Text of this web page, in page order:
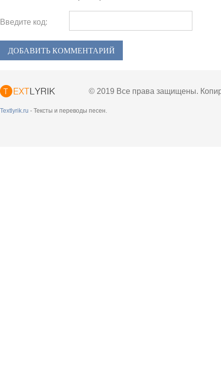
Введите код:
ДОБАВИТЬ КОММЕНТАРИЙ
© 2019 Все права защищены.
Textlyrik.ru - Тексты и переводы песен.